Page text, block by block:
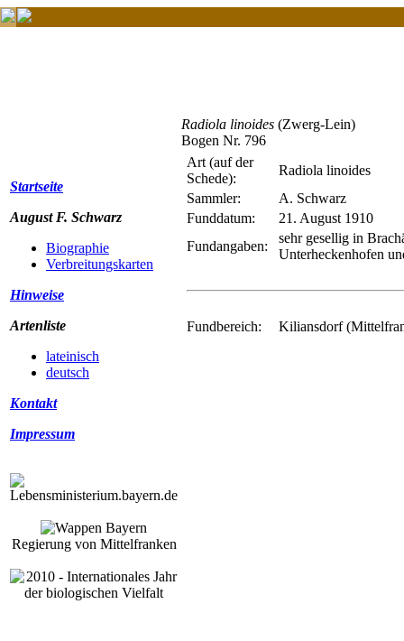
Startseite
August F. Schwarz
Biographie
Verbreitungskarten
Hinweise
Artenliste
lateinisch
deutsch
Kontakt
Impressum
Regierung von Mittelfranken
Radiola linoides (Zwerg-Lein)
Bogen Nr. 796
Art (auf der
Schede):
Radiola linoides
Sammler:
A. Schwarz
Funddatum:
21. August 1910
Fundangaben:
sehr gesellig in
Unterheckenhofen
Fundbereich: Kiliansdorf